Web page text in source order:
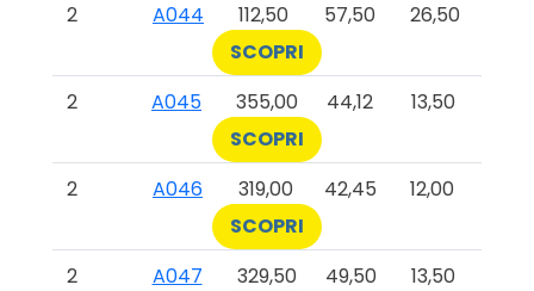
2
A044 112,50 57,50
26,50
SCOPRI
2
A045 355,00 44,12
13,50
SCOPRI
2
A046 319,00 42,45
12,00
SCOPRI
2
A047 329,50 49,50
13,50